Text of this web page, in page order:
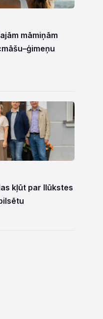
māmiņām
kļūt par Ilūkstes